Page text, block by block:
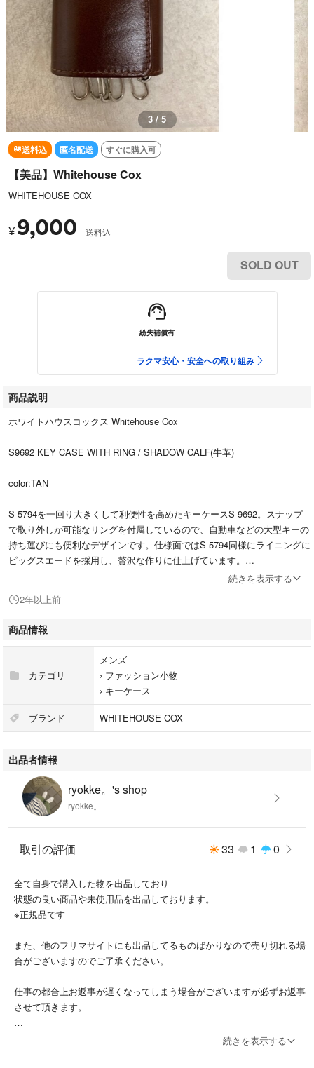
3 / 5
送料込 匿名配送 すぐに購入可
【美品】Whitehouse Cox
WHITEHOUSE COX
¥ 9,000 送料込
SOLD OUT
紛失補償有
ラクマ安心・安全への取り組み
商品説明
ホワイトハウスコックス Whitehouse Cox
S9692 KEY CASE WITH RING / SHADOW CALF(牛革)
color:TAN
S-5794を一回り大きくして利便性を高めたキーケースS-9692。スナップ
で取り外しが可能なリングを付属しているので、自動車などの大型キーの
持ち運びにも便利なデザインです。仕様面ではS-5794同様にライニングに
ピッグスエードを採用し、贅沢な作りに仕上げています。
※新品購入後、使用せずに保管していましたが
細かい傷が少しだけあります。
※ Whitehouse Coxは今年の年末に廃業予定とのこと。
※11/16まで値下げします
続きを表示する
2年以上前
商品情報
カテゴリ
メンズ
› ファッション小物
› キーケース
ブランド WHITEHOUSE COX
出品者情報
ryokke。's shop
ryokke。
取引の評価 33 1 0
全て自身で購入した物を出品しており
状態の良い商品や未使用品を出品しております。
※正規品です
また、他のフリマサイトにも出品してるものばかりなので売り切れる場
合がございますのでご了承ください。
仕事の都合上お返事が遅くなってしまう場合がございますが必ずお返事
させて頂きます。
続きを表示する